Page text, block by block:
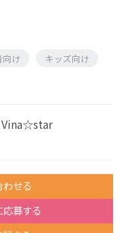
向け キッズ向け
わせる
募する